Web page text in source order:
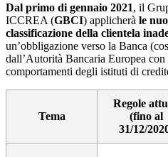
Dal primo di gennaio 2021, il
ICCREA (GBCI) applicherà le
classificazione della clientela
un’obbligazione verso la Banca
dall’Autorità Bancaria Europea
comportamenti degli istituti di
Tema
Regole
(fino al
31/12/